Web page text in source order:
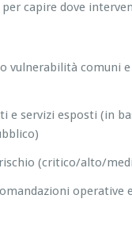
capire dove
vulnerabilità comuni
e servizi esposti (in
(critico/alto/
operative